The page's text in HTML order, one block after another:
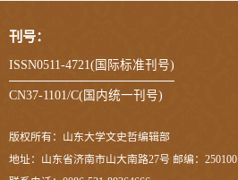
刊号：
ISSN0511-4721(国际标准刊号)
CN37-1101/C(国内统一刊号)
版权所有：山东大学文史哲编辑部
地址：山东省济南市山大南路27号 邮编：250100